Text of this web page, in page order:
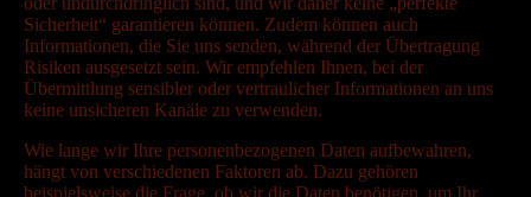
Sicherheit“ garantieren können. Zudem können auch
Informationen, die Sie uns senden, während der Übertragung
Risiken ausgesetzt sein. Wir empfehlen Ihnen, bei der
Übermittlung sensibler oder vertraulicher Informationen an uns
keine unsicheren Kanäle zu verwenden.
Wie lange wir Ihre personenbezogenen Daten aufbewahren,
hängt von verschiedenen Faktoren ab. Dazu gehören